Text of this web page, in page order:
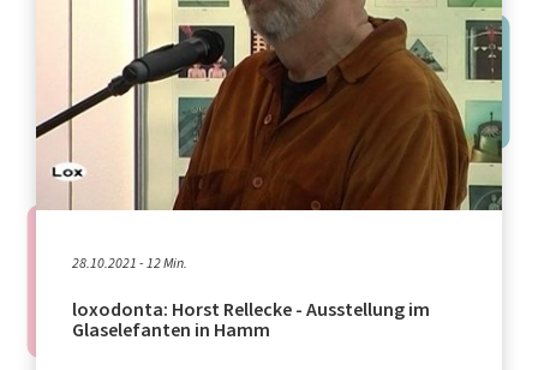
28.10.2021 - 12 Min.
loxodonta: Horst Rellecke - Ausstellung im
Glaselefanten in Hamm